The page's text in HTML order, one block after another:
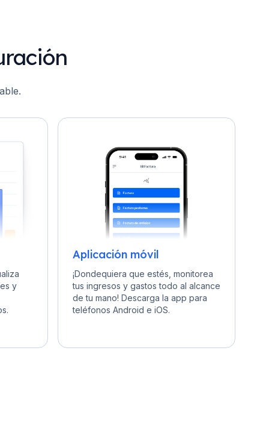
y
Aplicación móvil
¡Dondequiera que estés, monitorea
tus ingresos y gastos todo al alcance
de tu mano! Descarga la app para
teléfonos Android e iOS.